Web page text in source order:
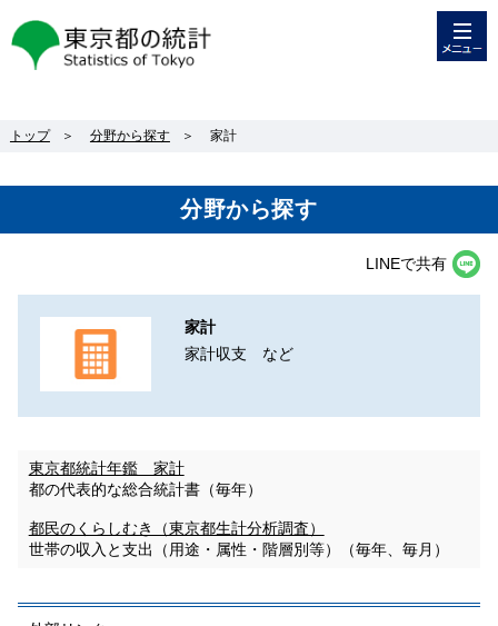
東京都の統計
トップ ＞ 分野から探す ＞ 家計
分野から探す
LINEで共有
家計
家計収支 など
東京都統計年鑑 家計
都の代表的な総合統計書（毎年）
都民のくらしむき（東京都生計分析調査）
世帯の収入と支出（用途・属性・階層別等）（毎年、毎月）